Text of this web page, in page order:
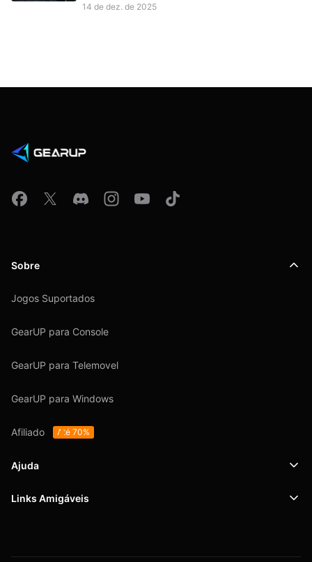
14 de dez. de 2025
Sobre
Jogos Suportados
GearUP para Console
GearUP para Telemovel
GearUP para Windows
Afiliado Até 70%
Ajuda
Suporte
Links Amigáveis